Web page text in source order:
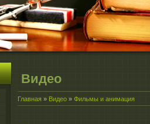
Видео
Главная » Видео » Фильмы и анимация